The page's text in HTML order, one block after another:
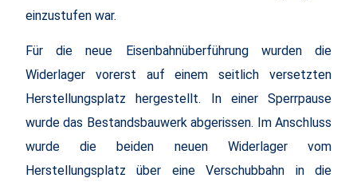
einzustufen war.
Für die neue Eisenbahnüberführung wurden die
Widerlager vorerst auf einem seitlich versetzten
Herstellungsplatz hergestellt. In einer Sperrpause
wurde das Bestandsbauwerk abgerissen. Im Anschluss
wurde die beiden neuen Widerlager vom
Herstellungsplatz über eine Verschubbahn in die